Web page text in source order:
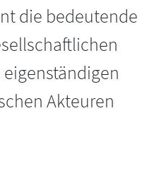
die bedeutende
Akteuren